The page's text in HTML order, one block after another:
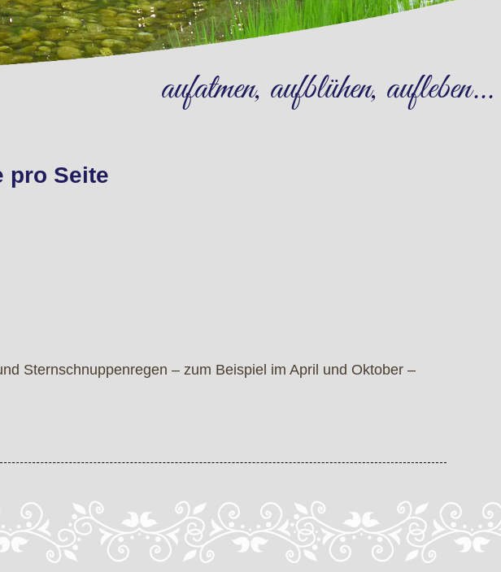
aufatmen, aufblühen, aufleben...
pro Seite
Sternschnuppenregen – zum Beispiel im April und Oktober –